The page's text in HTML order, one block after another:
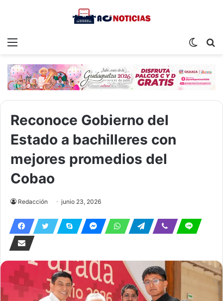
Menu
Switch
Reconoce Gobierno del
Estado a bachilleres con
mejores promedios del
Cobao
Redacción junio 23, 2026